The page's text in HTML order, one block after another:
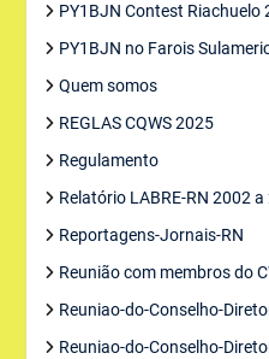
PY1BJN Contest Riachuelo
PY1BJN no Farois
Quem somos
REGLAS CQWS 2025
Regulamento
Relatório LABRE-RN 2002
Reportagens-Jornais-RN
Reunião com membros do
Reuniao-do-Conselho-
Reuniao-do-Conselho-